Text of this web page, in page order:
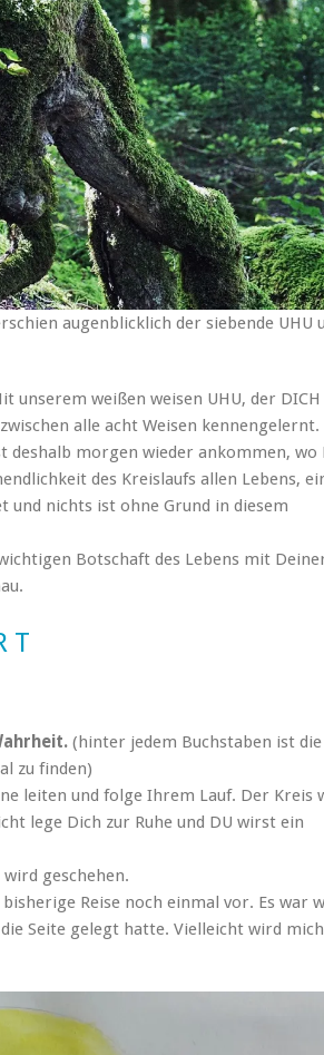
augenblicklich der siebende UHU
unserem weißen weisen UHU, der DICH
alle acht Weisen kennengelernt.
deshalb morgen wieder ankommen, wo
des Kreislaufs allen Lebens,
und nichts ist ohne Grund in diesem
Botschaft des Lebens mit
T
(hinter jedem Buchstaben ist die
zu finden)
leiten und folge Ihrem Lauf. Der Kreis
lege Dich zur Ruhe und DU wirst ein
geschehen.
Reise noch einmal vor. Es war
Seite gelegt hatte. Vielleicht wird mich